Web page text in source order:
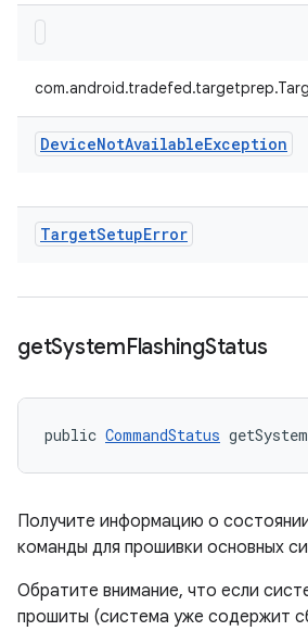
DeviceNotAvailableException
TargetSetupError
getSystemFlashingStatus
public CommandStatus
Получите информацию о
команды для прошивки основных
Обратите внимание, что если
прошиты (система уже содержит